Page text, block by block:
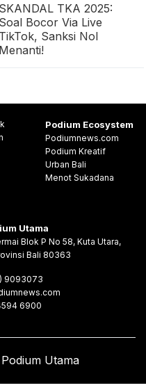
SKANDAL TKA 2025:
Soal Bocor Via Live
TikTok, Sanksi Nol
Menanti!
Podium Ecosystem
Podiumnews.com
Podium Kreatif
Urban Bali
Menot Sukadana
Utama
Blok P No 58, Kuta Utara,
Bali 80363
9093073
6900
Utama